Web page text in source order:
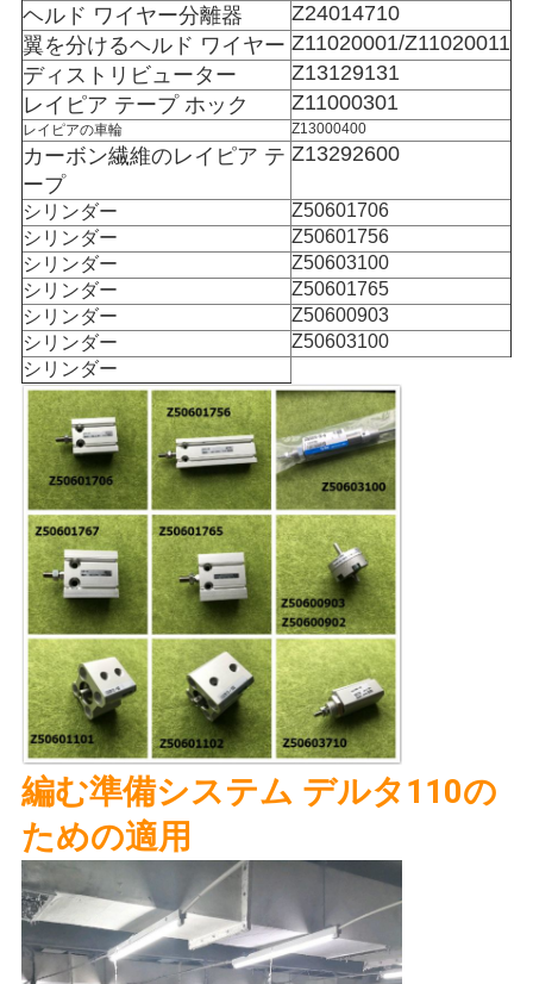
引
用
を
要
求
し
な
さ
い
地
図
PRIVACY
POLICY
ヘルド ワイヤー分離器
Z24014710
翼を分けるヘルド ワイヤー Z11020001/Z11020011
ディストリビューター
Z13129131
レイピア テープ ホック
Z11000301
レイピアの車輪 Z13000400
カーボン繊維のレイピア テ
ープ
Z13292600
シリンダー
Z50601706
シリンダー
Z50601756
シリンダー
Z50603100
シリンダー
Z50601765
シリンダー
Z50600903
シリンダー
Z50603100
シリンダー
編む準備システム デルタ110の
ための適用